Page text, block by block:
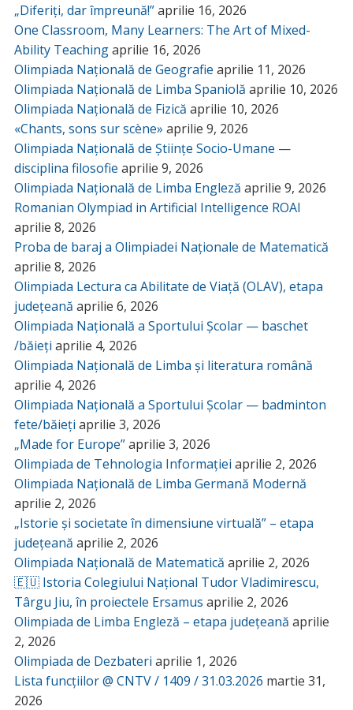
„Diferiți, dar împreună!”aprilie 16, 2026
One Classroom, Many Learners: The Art of Mixed-
Ability Teachingaprilie 16, 2026
Olimpiada Națională de Geografie aprilie 11, 2026
Olimpiada Națională de Limba Spaniolă aprilie 10, 2026
Olimpiada Națională de Fizică aprilie 10, 2026
«Chants, sons sur scène» aprilie 9, 2026
Olimpiada Națională de Științe Socio-Umane —
disciplina filosofie aprilie 9, 2026
Olimpiada Națională de Limba Engleză aprilie 9, 2026
Romanian Olympiad in Artificial Intelligence ROAI
aprilie 8, 2026
Proba de baraj a Olimpiadei Naționale de Matematică
aprilie 8, 2026
Olimpiada Lectura ca Abilitate de Viață (OLAV), etapa
județeană aprilie 6, 2026
Olimpiada Națională a Sportului Școlar — baschet
/băieți aprilie 4, 2026
Olimpiada Națională de Limba și literatura română
aprilie 4, 2026
Olimpiada Națională a Sportului Școlar — badminton
fete/băieți aprilie 3, 2026
„Made for Europe”aprilie 3, 2026
Olimpiada de Tehnologia Informației aprilie 2, 2026
Olimpiada Națională de Limba Germană Modernă
aprilie 2, 2026
„Istorie și societate în dimensiune virtuală” – etapa
județeană aprilie 2, 2026
Olimpiada Națională de Matematică aprilie 2, 2026
🇪🇺 Istoria Colegiului Național Tudor Vladimirescu,
Târgu Jiu, în proiectele Ersamus aprilie 2, 2026
Olimpiada de Limba Engleză – etapa județeană aprilie
2, 2026
Olimpiada de Dezbateri aprilie 1, 2026
Lista funcțiilor @ CNTV / 1409 / 31.03.2026 martie 31,
2026